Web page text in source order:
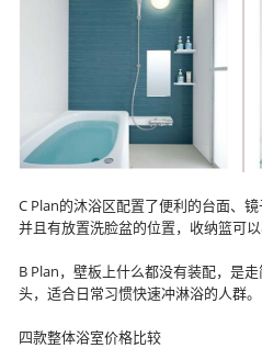
C Plan的沐浴区配置了便利的台面、
并且有放置洗脸盆的位置，收纳篮可以
B Plan，壁板上什么都没有装配，是
头，适合日常习惯快速冲淋浴的人群。
四款整体浴室价格比较